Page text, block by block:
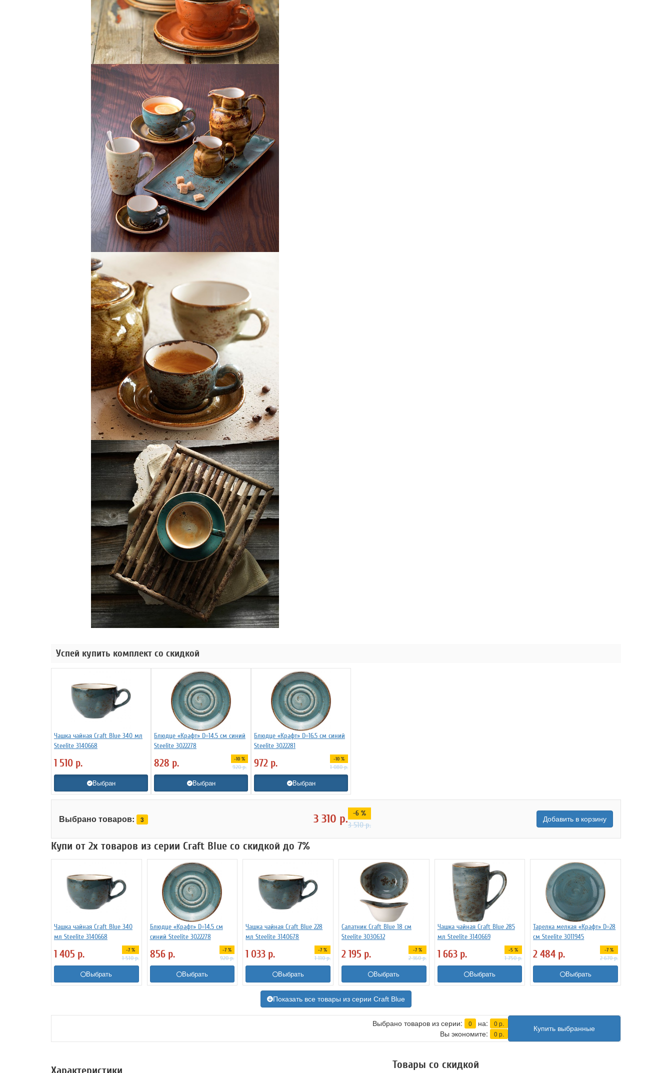
Успей купить комплект со скидкой
Чашка чайная Craft Blue 340 мл
Steelite 3140668
1 510 р.
Выбран
Блюдце «Крафт» D=14.5 см синий
Steelite 3022278
828 р. -10 %
920р.
Выбран
Блюдце «Крафт» D=16.5 см синий
Steelite 3022281
972 р. -10 %
1 080р.
Выбран
Выбрано товаров: 3 3 310 р. -6 %
3 510р.
Добавить в корзину
Купи от 2х товаров из серии Craft Blue со скидкой до 7%
Чашка чайная Craft Blue 340
мл Steelite 3140668
1 405 р. -7 %
1 510р.
Выбрать
Блюдце «Крафт» D=14.5 см
синий Steelite 3022278
856 р. -7 %
920р.
Выбрать
Чашка чайная Craft Blue 228
мл Steelite 3140678
1 033 р. -7 %
1 110р.
Выбрать
Салатник Craft Blue 18 см
Steelite 3030632
2 195 р. -7 %
2 360р.
Выбрать
Чашка чайная Craft Blue 285
мл Steelite 3140669
1 663 р. -5 %
1 750р.
Выбрать
Тарелка мелкая «Крафт» D=28
см Steelite 3011945
2 484 р. -7 %
2 670р.
Выбрать
Показать все товары из серии Craft Blue
Выбрано товаров из серии: 0 на: 0 р.
Вы экономите: 0 р.
Купить выбранные
Товары со скидкой